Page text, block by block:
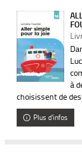
à
choisissent de
Plus d'infos